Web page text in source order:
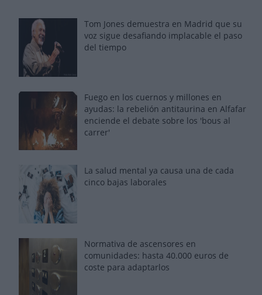
Tom Jones demuestra en Madrid que su
voz sigue desafiando implacable el paso
del tiempo
Fuego en los cuernos y millones en
ayudas: la rebelión antitaurina en Alfafar
enciende el debate sobre los 'bous al
carrer'
La salud mental ya causa una de cada
cinco bajas laborales
Normativa de ascensores en
comunidades: hasta 40.000 euros de
coste para adaptarlos